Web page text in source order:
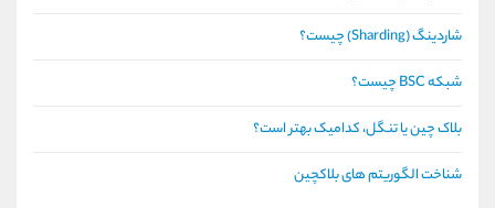
شاردینگ (Sharding) چیست؟
شبکه BSC چیست؟
بلاک چین یا تنگل، کدامیک بهتر است؟
شناخت الگوریتم های بلاکچین